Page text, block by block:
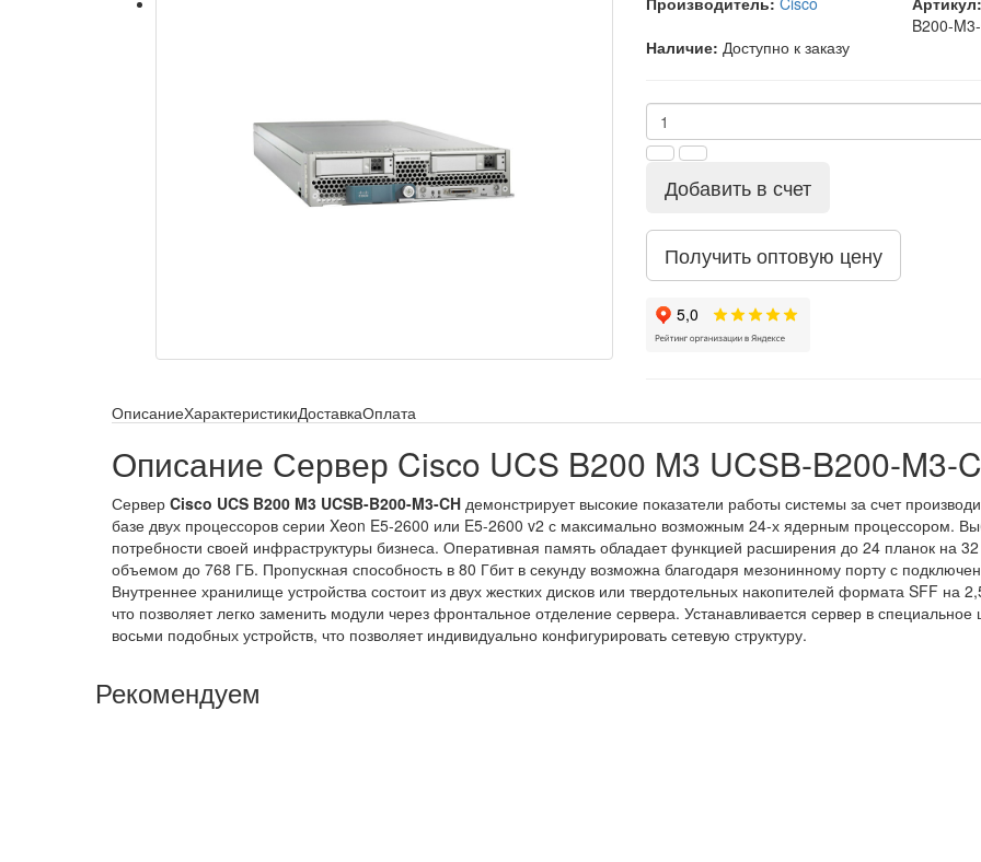
B200-
Наличие: Доступно к заказу
Добавить в счет
Получить оптовую цену
ОписаниеХарактеристикиДоставкаОплата
Описание Сервер Cisco UCS B200 M3 UCSB-B200-M3-
Сервер Cisco UCS B200 M3 UCSB-B200-M3-CH демонстрирует высокие показатели работы системы за счет
базе двух процессоров серии Xeon E5-2600 или E5-2600 v2 с максимально возможным 24-х ядерным процессором.
потребности своей инфраструктуры бизнеса. Оперативная память обладает функцией расширения до 24 планок на
объемом до 768 ГБ. Пропускная способность в 80 Гбит в секунду возможна благодаря мезонинному порту с
Внутреннее хранилище устройства состоит из двух жестких дисков или твердотельных накопителей формата SFF на
что позволяет легко заменить модули через фронтальное отделение сервера. Устанавливается сервер в
восьми подобных устройств, что позволяет индивидуально конфигурировать сетевую структуру.
Рекомендуем